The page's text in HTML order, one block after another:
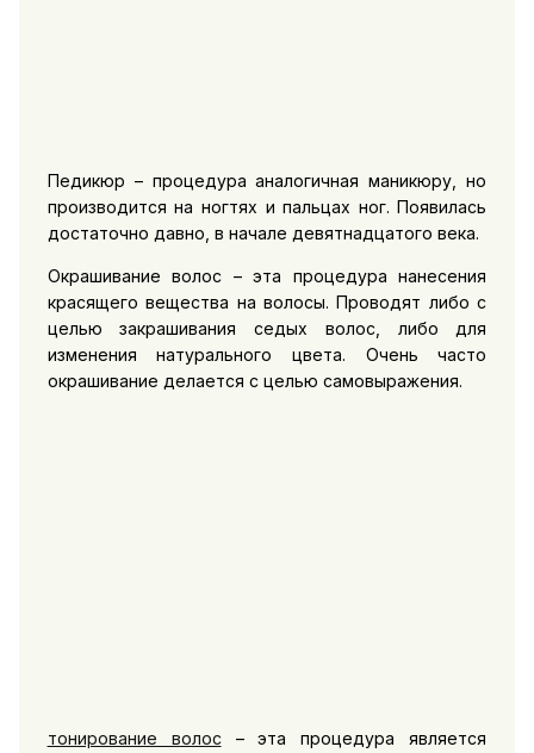
Педикюр – процедура аналогичная маникюру, но
производится на ногтях и пальцах ног. Появилась
достаточно давно, в начале девятнадцатого века.
Окрашивание волос – эта процедура нанесения
красящего вещества на волосы. Проводят либо с
целью закрашивания седых волос, либо для
изменения натурального цвета. Очень часто
окрашивание делается с целью самовыражения.
тонирование волос – эта процедура является